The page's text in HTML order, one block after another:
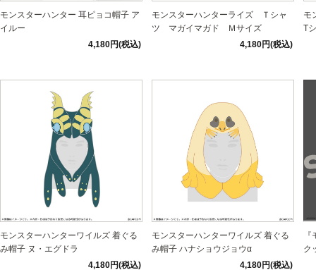
モンスターハンター 耳ピョコ帽子 ア
イルー
4,180円(税込)
モンスターハンターライズ Ｔシャ
ツ マガイマガド Ｍサイズ
4,180円(税込)
モ
T
モンスターハンターワイルズ 着ぐる
み帽子 ヌ・エグドラ
4,180円(税込)
モンスターハンターワイルズ 着ぐる
み帽子 ハナショウジョウα
4,180円(税込)
ク